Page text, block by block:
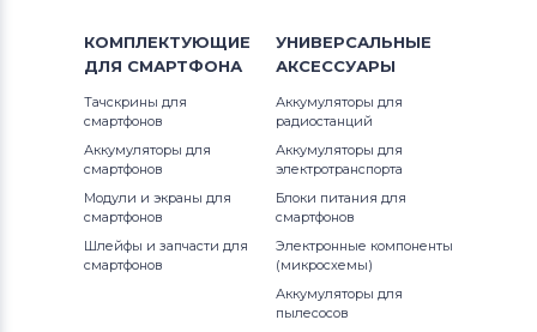
КОМПЛЕКТУЮЩИЕ
ДЛЯ СМАРТФОНА
Тачскрины для
смартфонов
Аккумуляторы для
смартфонов
Модули и экраны для
смартфонов
Шлейфы и запчасти для
смартфонов
УНИВЕРСАЛЬНЫЕ
АКСЕССУАРЫ
Аккумуляторы для
радиостанций
Аккумуляторы для
электротранспорта
Блоки питания для
смартфонов
Электронные компоненты
(микросхемы)
Аккумуляторы для
пылесосов